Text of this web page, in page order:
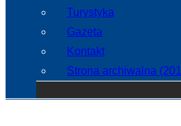
Turystyka
Gazeta
Kontakt
Strona archiwalna